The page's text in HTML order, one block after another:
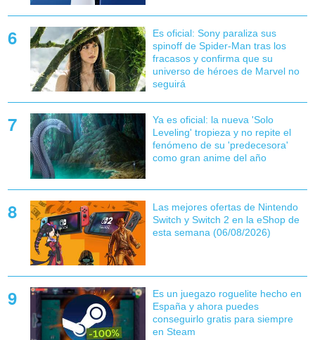
Es oficial: Sony paraliza sus
spinoff de Spider-Man tras los
fracasos y confirma que su
universo de héroes de Marvel no
seguirá
Ya es oficial: la nueva 'Solo
Leveling' tropieza y no repite el
fenómeno de su 'predecesora'
como gran anime del año
Las mejores ofertas de Nintendo
Switch y Switch 2 en la eShop de
esta semana (06/08/2026)
Es un juegazo roguelite hecho en
España y ahora puedes
conseguirlo gratis para siempre
en Steam